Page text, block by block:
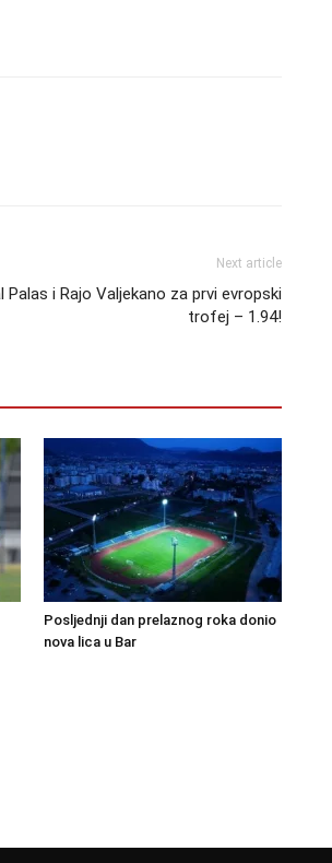
Next article
Palas i Rajo Valjekano za prvi evropski
trofej – 1.94!
Posljednji dan prelaznog roka donio
nova lica u Bar